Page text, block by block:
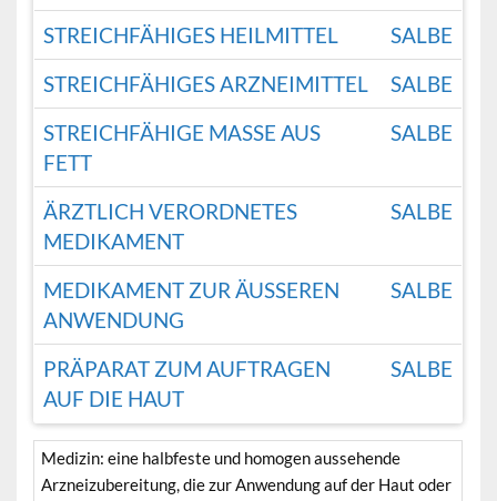
STREICHFÄHIGES HEILMITTEL
SALBE
STREICHFÄHIGES ARZNEIMITTEL
SALBE
STREICHFÄHIGE MASSE AUS
FETT
SALBE
ÄRZTLICH VERORDNETES
MEDIKAMENT
SALBE
MEDIKAMENT ZUR ÄUSSEREN
ANWENDUNG
SALBE
PRÄPARAT ZUM AUFTRAGEN
AUF DIE HAUT
SALBE
Medizin: eine halbfeste und homogen aussehende
Arzneizubereitung, die zur Anwendung auf der Haut oder